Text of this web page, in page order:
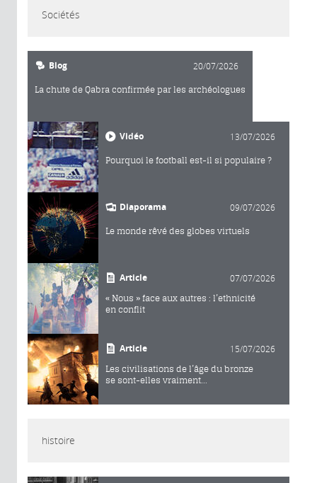
Sociétés
Blog 20/07/2026
La chute de Qabra confirmée par les archéologues
Vidéo 13/07/2026
Pourquoi le football est-il si populaire ?
Diaporama 09/07/2026
Le monde rêvé des globes virtuels
Article 07/07/2026
« Nous » face aux autres : l’ethnicité
en conflit
Article 15/07/2026
Les civilisations de l’âge du bronze
se sont-elles vraiment...
histoire